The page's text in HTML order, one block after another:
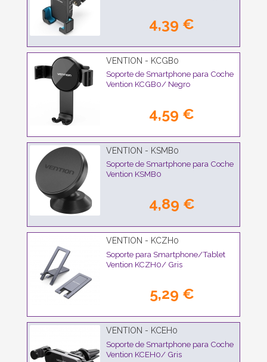
4,39 €
VENTION - KCGB0
Soporte de Smartphone para Coche
Vention KCGB0/ Negro
4,59 €
VENTION - KSMB0
Soporte de Smartphone para Coche
Vention KSMB0
4,89 €
VENTION - KCZH0
Soporte para Smartphone/Tablet
Vention KCZH0/ Gris
5,29 €
VENTION - KCEH0
Soporte de Smartphone para Coche
Vention KCEH0/ Gris